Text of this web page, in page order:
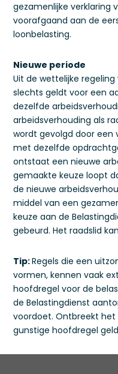
gezamenlijke verklaring
voorafgaand aan de
loonbelasting.
Nieuwe periode
Uit de wettelijke
slechts geldt voor een
dezelfde
arbeidsverhouding als
wordt gevolgd door een
met dezelfde
ontstaat een nieuwe
gemaakte keuze loopt
de nieuwe
middel van een
keuze aan de
gebeurd. Het raadslid
Tip:Regels die een
vormen, kennen vaak
hoofdregel voor de
de Belastingdienst
voordoet. Ontbreekt
gunstige hoofdregel